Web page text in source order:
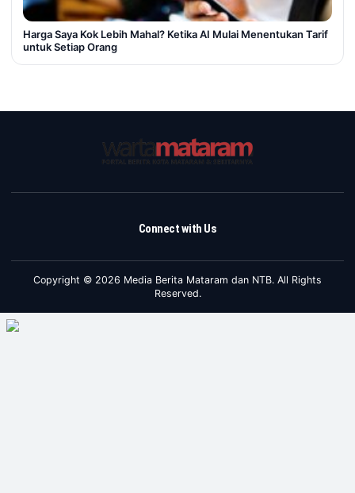
Harga Saya Kok Lebih Mahal? Ketika AI Mulai Menentukan Tarif
untuk Setiap Orang
Connect with Us
Copyright © 2026 Media Berita Mataram dan NTB. All Rights
Reserved.